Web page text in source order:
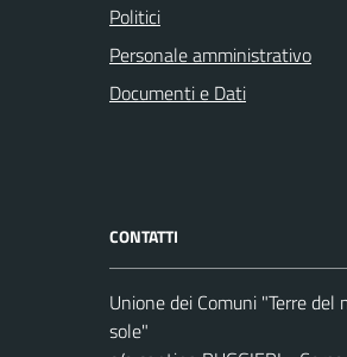
Politici
Personale amministrativo
Documenti e Dati
CONTATTI
Unione dei Comuni "Terre del
sole"